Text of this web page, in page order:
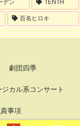
デン TENTH
百名ヒロキ
劇団四季
ジカル系コンサート
事項